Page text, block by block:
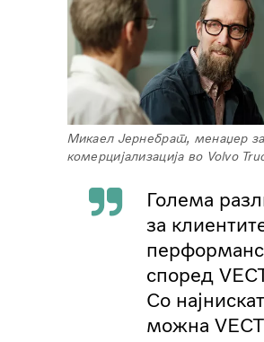
Микаел Јернебрат, менаџер за
комерцијализација во Volvo
Голема
за
според
Со
можна